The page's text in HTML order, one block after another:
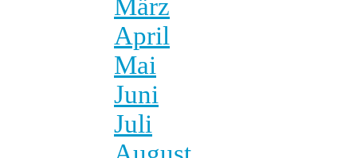
März
April
Mai
Juni
Juli